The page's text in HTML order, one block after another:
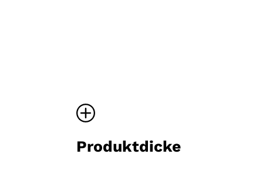
Produktdicke